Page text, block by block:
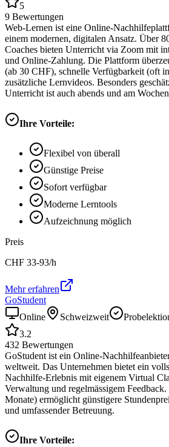
5
9 Bewertungen
Web-Lernen ist eine Online-
einem modernen, digitalen Ansatz. Über
Coaches bieten Unterricht via Zoom mit
und Online-Zahlung. Die Plattform
(ab 30 CHF), schnelle Verfügbarkeit (oft
zusätzliche Lernvideos. Besonders
Unterricht ist auch abends und am
Ihre Vorteile:
Flexibel von überall
Günstige Preise
Sofort verfügbar
Moderne Lerntools
Aufzeichnung möglich
Preis
CHF 33-93/h
Mehr erfahren
GoStudent
Online
Schweizweit
3.2
432 Bewertungen
GoStudent ist ein Online-
weltweit. Das Unternehmen bietet ein
Nachhilfe-Erlebnis mit eigenem Virtual
Verwaltung und regelmässigem
Monate) ermöglicht günstigere
und umfassender Betreuung.
Ihre Vorteile: